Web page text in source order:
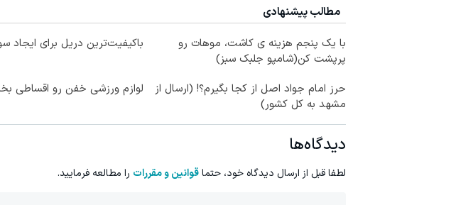
مطالب پیشنهادی
با یک پنجم هزینه ی کاشت، موهات رو
پرپشت کن(شامپو جلبک سبز)
باکیفیت‌ترین دریل برای ایجاد
حرز امام جواد اصل از کجا بگیرم؟! (ارسال از
مشهد به کل کشور)
لوازم ورزشی خفن رو اقساطی
دیدگاه‌ها
لطفا قبل از ارسال دیدگاه خود، حتماقوانین و مقررات را مطالعه فرمایید.